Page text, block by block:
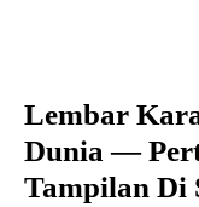
Lembar
Dunia —
Tampilan Di